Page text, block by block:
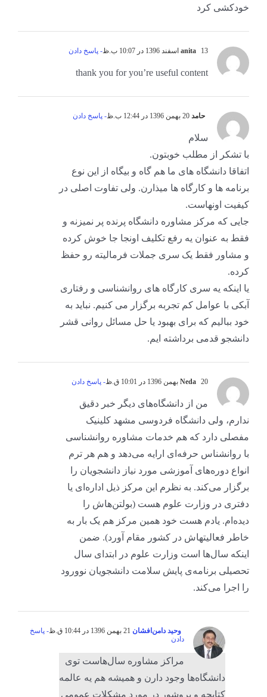
خودکشی کرد
anita 13 اسفند 1396 در 10:07 ب.ظ - پاسخ دادن
thank you for you’re useful content
حامد - پاسخ دادن
سلام
با تشکر از مطلب خوبتون.
اتفاقا دانشگاه های ما هم گاه و بیگاه از این نوع
برنامه ها و کارگاه ها میذارن. ولی تفاوت اصلی در
کیفیت اونهاست.
جایی که مرکز مشاوره دانشگاه پرنده پر نمیزنه و
فقط به عنوان یه رفع تکلیف اونجا جا خوش کرده
و مشاور فقط یک سری جملات فرمالیته رو حفظ
کرده.
یا اینکه یه سری کارگاه های روانشناسی و رفتاری
آبکی با عوامل کم تجربه برگزار می کنیم. نباید به
خود ببالیم که برای بهبود یا حل مسائل روانی قشر
دانشجو قدمی برداشته ایم.
Neda 20 بهمن 1396 در 10:01 ق.ظ - پاسخ دادن
من از دانشگاه‌های دیگر خبر دقیق
ندارم، ولی دانشگاه فردوسی مشهد کلینیک
مفصلی دارد که هم خدمات مشاوره روانشناسی
با روانشناس حرفه‌ای ارایه می‌دهد و هم هر ترم
انواع دوره‌های آموزشی مورد نیاز دانشجویان را
برگزار می‌کند. به نظرم این مرکز ذیل اداره‌ای یا
دفتری در وزارت علوم هست (بولتن‌هاش را
دیده‌ام. یادم هست خود همین مرکز هم یک بار به
خاطر فعالیتهاش در کشور مقام آورد). ضمن
اینکه سال‌ها است وزارت علوم در ابتدای سال
تحصیلی برنامه‌ی پایش سلامت دانشجویان نوورود
را اجرا می‌کند.
وحید دامن‌افشان
- پاسخ
دادن
مراکز مشاوره سال‌هاست توی
دانشگاه‌ها وجود دارن و همیشه هم یه عالمه
کتابچه و بروشور در مورد مشکلات عمومی